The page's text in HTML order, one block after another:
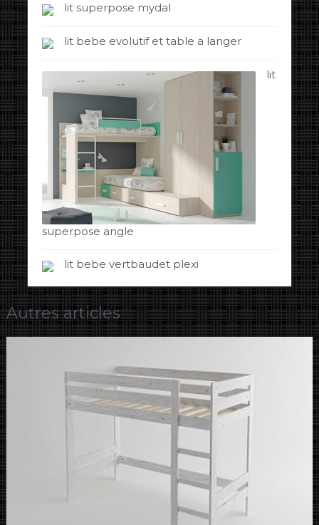
lit superpose mydal
lit bebe evolutif et table a langer
lit
superpose angle
lit bebe vertbaudet plexi
Autres articles